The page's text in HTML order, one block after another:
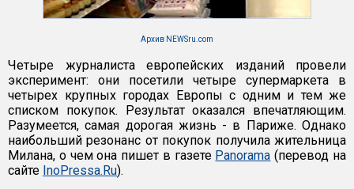
Архив NEWSru.com
Четыре журналиста европейских изданий провели
эксперимент: они посетили четыре супермаркета в
четырех крупных городах Европы с одним и тем же
списком покупок. Результат оказался впечатляющим.
Разумеется, самая дорогая жизнь - в Париже. Однако
наибольший резонанс от покупок получила жительница
Милана, о чем она пишет в газете Panorama (перевод на
сайте InoPressa.Ru).